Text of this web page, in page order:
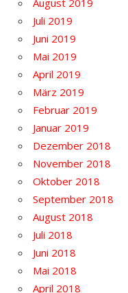
August 2019
Juli 2019
Juni 2019
Mai 2019
April 2019
März 2019
Februar 2019
Januar 2019
Dezember 2018
November 2018
Oktober 2018
September 2018
August 2018
Juli 2018
Juni 2018
Mai 2018
April 2018